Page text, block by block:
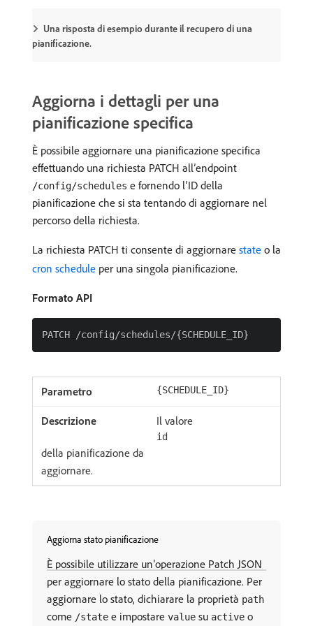
Una risposta di esempio durante il recupero di una
pianificazione.
Aggiorna i dettagli per una
pianificazione specifica
È possibile aggiornare una pianificazione specifica
effettuando una richiesta PATCH all’endpoint
/config/schedules e fornendo l’ID della
pianificazione che si sta tentando di aggiornare nel
percorso della richiesta.
La richiesta PATCH ti consente di aggiornare state o la
cron schedule per una singola pianificazione.
Formato API
{SCHEDULE_ID}
Il valore
id
della pianificazione da
aggiornare.
Aggiorna stato pianificazione
È possibile utilizzare un’operazione Patch JSON
per aggiornare lo stato della pianificazione. Per
aggiornare lo stato, dichiarare la proprietà path
come /state e impostare value su active o